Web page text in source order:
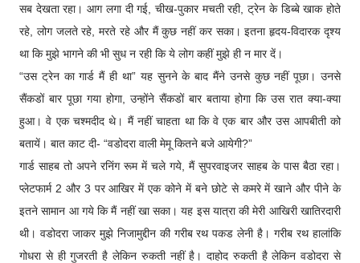
सब देखता रहा। आग लगा दी गई, चीख-पुकार मचती रही, ट्रेन के डिब्बे खाक होते
रहे, लोग जलते रहे, मरते रहे और मैं कुछ नहीं कर सका। इतना हृदय-विदारक दृश्य
था कि मुझे भागने की भी सुध न रही कि ये लोग कहीं मुझे ही न मार दें।
“उस ट्रेन का गार्ड मैं ही था” यह सुनने के बाद मैंने उनसे कुछ नहीं पूछा। उनसे
सैंकडों बार पूछा गया होगा, उन्होंने सैंकडों बार बताया होगा कि उस रात क्या-क्या
हुआ। वे एक चश्मदीद थे। मैं नहीं चाहता था कि वे एक बार और उस आपबीती को
बतायें। बात काट दी- “वडोदरा वाली मेमू कितने बजे आयेगी?”
गार्ड साहब तो अपने रनिंग रूम में चले गये, मैं सुपरवाइजर साहब के पास बैठा रहा।
प्लेटफार्म 2 और 3 पर आखिर में एक कोने में बने छोटे से कमरे में खाने और पीने के
इतने सामान आ गये कि मैं नहीं खा सका। यह इस यात्रा की मेरी आखिरी खातिरदारी
थी। वडोदरा जाकर मुझे निजामुद्दीन की गरीब रथ पकड लेनी है। गरीब रथ हालांकि
गोधरा से ही गुजरती है लेकिन रुकती नहीं है। दाहोद रुकती है लेकिन वडोदरा से